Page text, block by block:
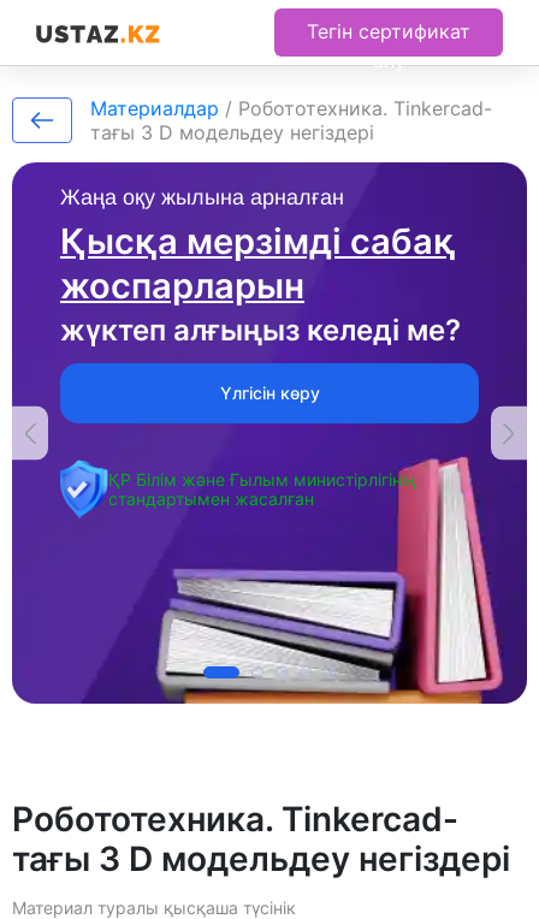
Тегін сертификат
алу
Жаңа оқу жылына арналған
Қысқа мерзімді сабақ
жоспарларын
жүктеп алғыңыз келеді ме?
Үлгісін көру
ҚР Білім және Ғылым министірлігінің
стандартымен жасалған
Материалдар / Робототехника. Tinkercad-
тағы 3 D модельдеу негіздері
Робототехника. Tinkercad-
тағы 3 D модельдеу негіздері
Материал туралы қысқаша түсінік